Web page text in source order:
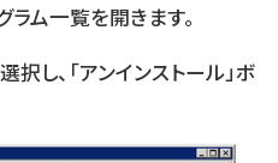
ラム一覧を開きます。
し、「アンインストール」ボ